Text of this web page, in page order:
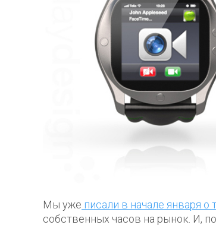
Мы уже писали в начале января о
собственных часов на рынок. И,